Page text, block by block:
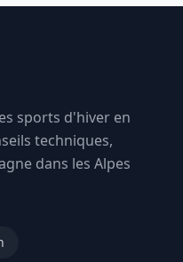
sports d'hiver en
techniques,
dans les Alpes